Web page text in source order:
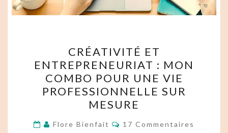
ET
ENTREPRENEURIAT :
MON
COMBO
POUR
UNE
CRÉATIVITÉ ET
ENTREPRENEURIAT : MON
COMBO POUR UNE VIE
PROFESSIONNELLE SUR
MESURE
Flore Bienfait Commentaires
17 Commentaires